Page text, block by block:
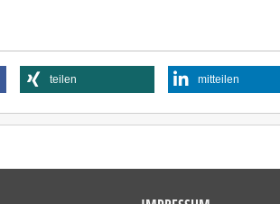
teilen mitteilen